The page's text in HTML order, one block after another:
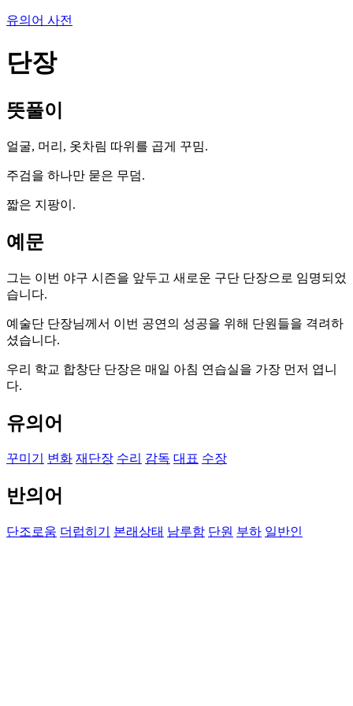
유의어 사전
단장
뜻풀이
얼굴, 머리, 옷차림 따위를 곱게 꾸밈.
주검을 하나만 묻은 무덤.
짧은 지팡이.
예문
그는 이번 야구 시즌을 앞두고 새로운 구단 단장으로 임명되었
습니다.
예술단 단장님께서 이번 공연의 성공을 위해 단원들을 격려하
셨습니다.
우리 학교 합창단 단장은 매일 아침 연습실을 가장 먼저 엽니
다.
유의어
꾸미기 변화 재단장 수리 감독 대표 수장
반의어
단조로움 더럽히기 본래상태 남루함 단원 부하 일반인